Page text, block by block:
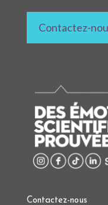
Contactez-
Contactez-nous